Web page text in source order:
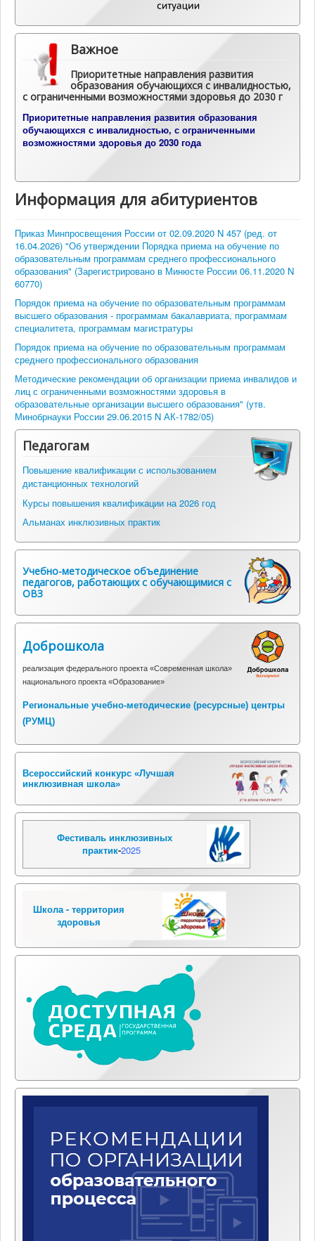
Важное
Приоритетные направления развития
образования обучающихся с инвалидностью,
с ограниченными возможностями здоровья до 2030 г
Приоритетные направления развития образования
обучающихся с инвалидностью, с ограниченными
возможностями здоровья до 2030 года
Информация для абитуриентов
Приказ Минпросвещения России от 02.09.2020 N 457 (ред. от
16.04.2026) "Об утверждении Порядка приема на обучение по
образовательным программам среднего профессионального
образования" (Зарегистрировано в Минюсте России 06.11.2020 N
60770)
Порядок приема на обучение по образовательным программам
высшего образования - программам бакалавриата, программам
специалитета, программам магистратуры
Порядок приема на обучение по образовательным программам
среднего профессионального образования
Методические рекомендации об организации приема инвалидов и
лиц с ограниченными возможностями здоровья в
образовательные организации высшего образования" (утв.
Минобрнауки России 29.06.2015 N АК-1782/05)
Педагогам
Повышение квалификации с использованием
дистанционных технологий
Курсы повышения квалификации на 2026 год
Альманах инклюзивных практик
Учебно-методическое объединение
педагогов, работающих с обучающимися с
ОВЗ
Доброшкола
реализация федерального проекта «Современная школа»
национального проекта «Образование»
Региональные учебно-методические (ресурсные) центры
(РУМЦ)
Всероссийский конкурс «Лучшая
инклюзивная школа»
Фестиваль инклюзивных
практик-2025
Школа - территория
здоровья